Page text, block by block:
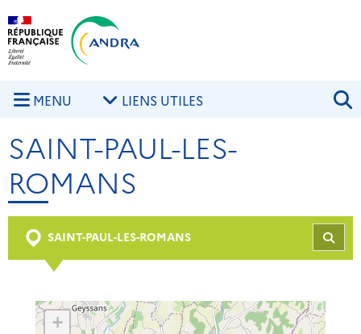
Aller au contenu principal
MENU LIENS UTILES
SAINT-PAUL-LES-
ROMANS
SAINT-PAUL-LES-ROMANS
+